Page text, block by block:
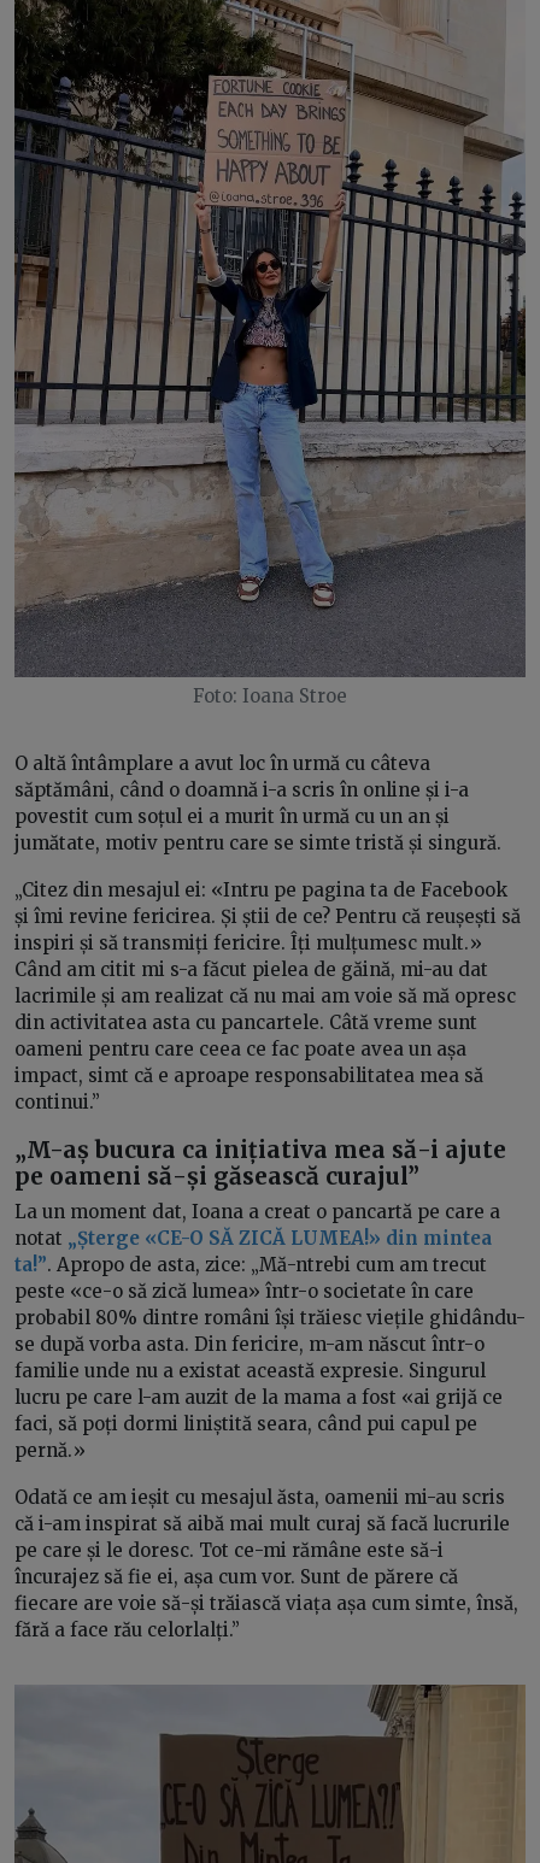
Foto: Ioana Stroe
O altă întâmplare a avut loc în urmă cu câteva
săptămâni, când o doamnă i-a scris în online și i-a
povestit cum soțul ei a murit în urmă cu un an și
jumătate, motiv pentru care se simte tristă și singură.
„Citez din mesajul ei: «Intru pe pagina ta de Facebook
și îmi revine fericirea. Și știi de ce? Pentru că reușești să
inspiri și să transmiți fericire. Îți mulțumesc mult.»
Când am citit mi s-a făcut pielea de găină, mi-au dat
lacrimile și am realizat că nu mai am voie să mă opresc
din activitatea asta cu pancartele. Câtă vreme sunt
oameni pentru care ceea ce fac poate avea un așa
impact, simt că e aproape responsabilitatea mea să
continui.”
„M-aș bucura ca inițiativa mea să-i ajute
pe oameni să-și găsească curajul”
La un moment dat, Ioana a creat o pancartă pe care a
notat „Șterge «CE-O SĂ ZICĂ LUMEA!» din mintea
ta!”. Apropo de asta, zice: „Mă-ntrebi cum am trecut
peste «ce-o să zică lumea» într-o societate în care
probabil 80% dintre români își trăiesc viețile ghidându-
se după vorba asta. Din fericire, m-am născut într-o
familie unde nu a existat această expresie. Singurul
lucru pe care l-am auzit de la mama a fost «ai grijă ce
faci, să poți dormi liniștită seara, când pui capul pe
pernă.»
Odată ce am ieșit cu mesajul ăsta, oamenii mi-au scris
că i-am inspirat să aibă mai mult curaj să facă lucrurile
pe care și le doresc. Tot ce-mi rămâne este să-i
încurajez să fie ei, așa cum vor. Sunt de părere că
fiecare are voie să-și trăiască viața așa cum simte, însă,
fără a face rău celorlalți.”